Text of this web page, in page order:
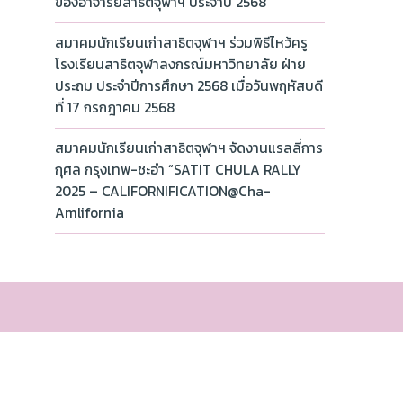
สมาคมนักเรียนเก่าสาธิตจุฬาฯ ร่วมพิธีไหว้ครู
โรงเรียนสาธิตจุฬาลงกรณ์มหาวิทยาลัย ฝ่าย
ประถม ประจำปีการศึกษา 2568 เมื่อวันพฤหัสบดี
ที่ 17 กรกฎาคม 2568
สมาคมนักเรียนเก่าสาธิตจุฬาฯ จัดงานแรลลี่การ
กุศล กรุงเทพ-ชะอำ “SATIT CHULA RALLY
2025 – CALIFORNIFICATION@Cha-
Amlifornia